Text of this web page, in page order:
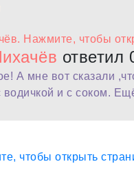
ответил
А мне вот сказали
водичкой и с соком.